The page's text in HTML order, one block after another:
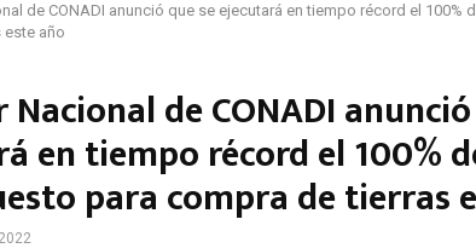
de CONADI anunció que se ejecutará en tiempo récord el 100%
este año
de CONADI
en tiempo récord el 100%
para compra de tierras